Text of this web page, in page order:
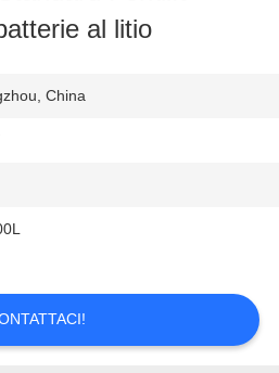
al litio
China